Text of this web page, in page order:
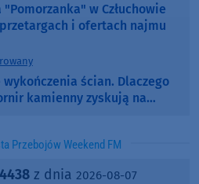
w Człuchowie
i ofertach najmu
wykończenia ścian. Dlaczego
kamienny zyskują na
Przebojów Weekend FM
4438z dnia 2026-08-07